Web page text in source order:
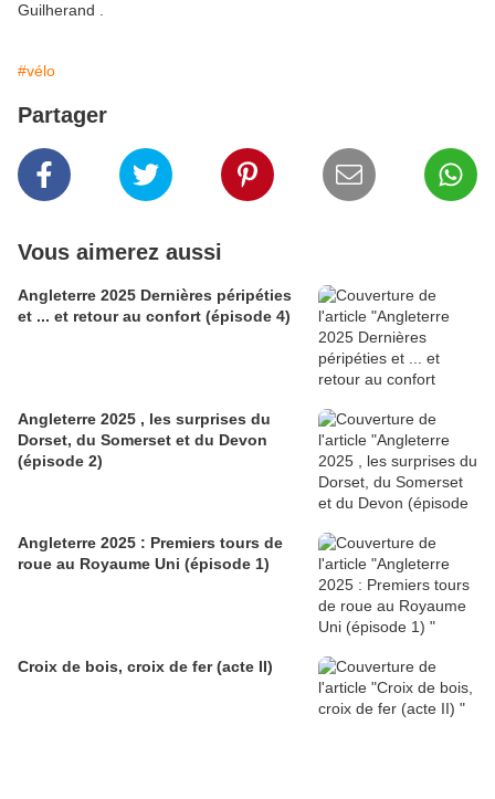
Guilherand .
#vélo
Partager
Vous aimerez aussi
Angleterre 2025 Dernières péripéties
et ... et retour au confort (épisode 4)
Angleterre 2025 , les surprises du
Dorset, du Somerset et du Devon
(épisode 2)
Angleterre 2025 : Premiers tours de
roue au Royaume Uni (épisode 1)
Croix de bois, croix de fer (acte II)